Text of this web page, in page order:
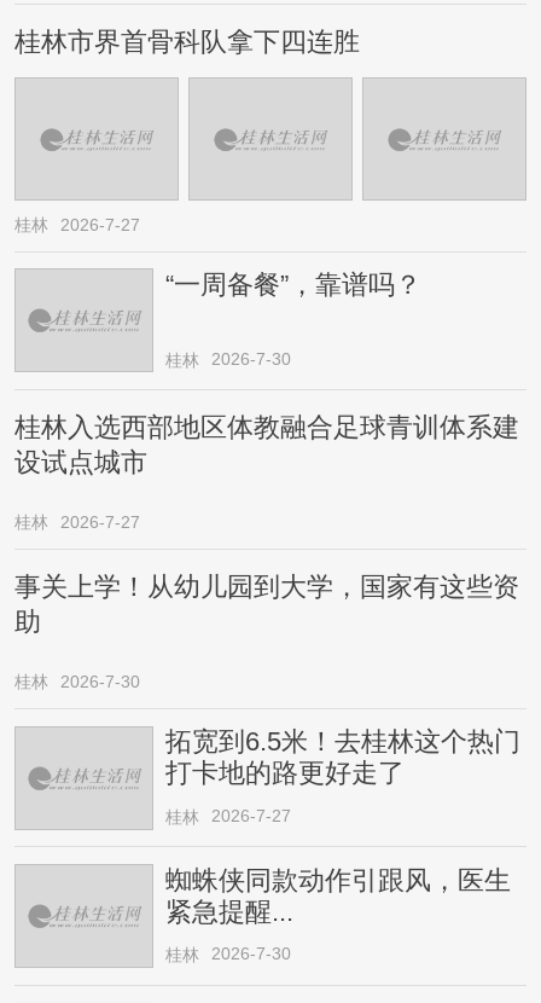
桂林市界首骨科队拿下四连胜
桂林 2026-7-27
“一周备餐”，靠谱吗？
桂林 2026-7-30
桂林入选西部地区体教融合足球青训体系建
设试点城市
桂林 2026-7-27
事关上学！从幼儿园到大学，国家有这些资
助
桂林 2026-7-30
拓宽到6.5米！去桂林这个热门
打卡地的路更好走了
桂林 2026-7-27
蜘蛛侠同款动作引跟风，医生
紧急提醒...
桂林 2026-7-30